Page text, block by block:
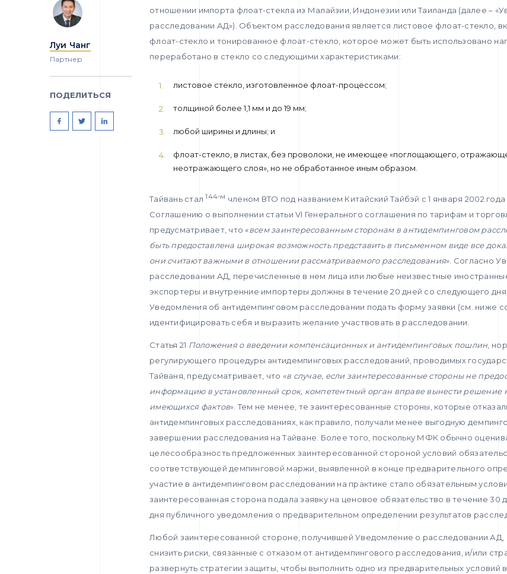
Луи Чанг
Партнер
ПОДЕЛИТЬСЯ
отношении импорта флоат-стекла из Малайзии, Индонезии или Таиланда (далее –
расследовании АД»). Объектом расследования является листовое флоат-стекло,
флоат-стекло и тонированное флоат-стекло, которое может быть использовано
переработано в стекло со следующими характеристиками:
листовое стекло, изготовленное флоат-процессом;
толщиной более 1,1 мм и до 19 мм;
любой ширины и длины; и
флоат-стекло, в листах, без проволоки, не имеющее «поглощающего,
неотражающего слоя», но не обработанное иным образом.
Тайвань стал 144-м членом ВТО под названием Китайский Тайбэй с 1 января 2002
Соглашению о выполнении статьи VI Генерального соглашения по тарифам и
предусматривает, что «всем заинтересованным сторонам в антидемпинговом
быть предоставлена широкая возможность представить в письменном виде все
они считают важными в отношении рассматриваемого расследования». Согласно
расследовании АД, перечисленные в нем лица или любые неизвестные
экспортеры и внутренние импортеры должны в течение 20 дней со следующего дня
Уведомления об антидемпинговом расследовании подать форму заявки (см. ниже
идентифицировать себя и выразить желание участвовать в расследовании.
Статья 21 Положения о введении компенсационных и антидемпинговых пошлин,
регулирующего процедуры антидемпинговых расследований, проводимых
Тайваня, предусматривает, что «в случае, если заинтересованные стороны не
информацию в установленный срок, компетентный орган вправе вынести решение
имеющихся фактов». Тем не менее, те заинтересованные стороны, которые
антидемпинговых расследованиях, как правило, получали менее выгодную
завершении расследования на Тайване. Более того, поскольку МФК обычно
целесообразность предложенных заинтересованной стороной условий
соответствующей демпинговой маржи, выявленной в конце предварительного
участие в антидемпинговом расследовании на практике стало обязательным
заинтересованная сторона подала заявку на ценовое обязательство в течение 30
дня публичного уведомления о предварительном определении результатов
Любой заинтересованной стороне, получившей Уведомление о расследовании АД,
снизить риски, связанные с отказом от антидемпингового расследования, и/или
развернуть стратегии защиты, чтобы выполнить одно из предварительных условий